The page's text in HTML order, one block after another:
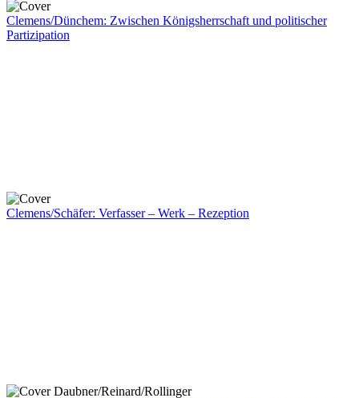
Clemens/Dünchem: Zwischen Königsherrschaft und politischer
Partizipation
Clemens/Schäfer: Verfasser – Werk – Rezeption